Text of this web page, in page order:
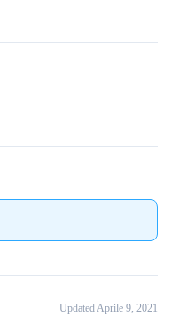
Updated Aprile 9, 2021